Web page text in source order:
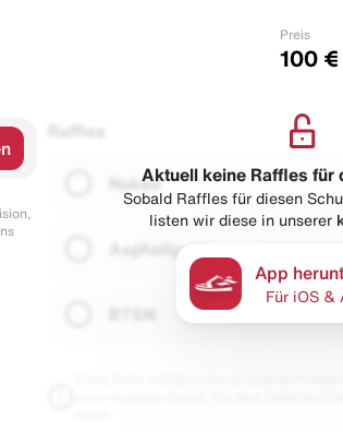
Preis
100 €
Raffles
Naked
Asphaltgold
Aktuell keine Raffles für
Sobald Raffles für diesen
listen wir diese in unserer
App
Für iOS &